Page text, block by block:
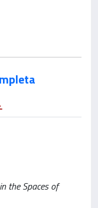
the Spaces of